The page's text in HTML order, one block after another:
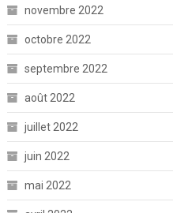
novembre 2022
octobre 2022
septembre 2022
août 2022
juillet 2022
juin 2022
mai 2022